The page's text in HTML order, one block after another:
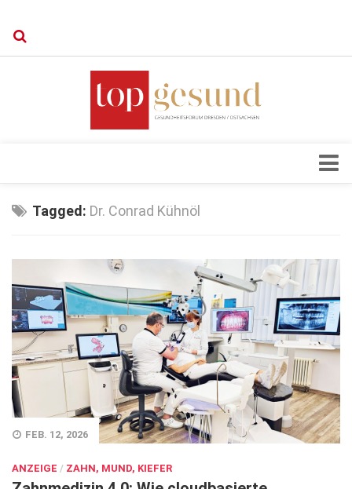
Verkaufsstellen
Kontakt, Impressum und Rechtliche Angaben
Datenschutzerklärung
Herz & Kreislauf
Orthopädie
Schönheit & Wohlbefinden
Special
Wirtschaft, Recht, Finanzen
Zahn, Mund, Kiefer
Forum Gesundheit
Tagged: Dr. Conrad Kühnöl
FEB. 12, 2026
ANZEIGE / ZAHN, MUND, KIEFER